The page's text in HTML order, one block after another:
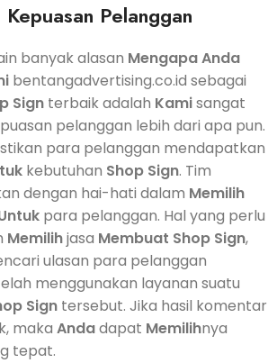
Pelanggan
banyak alasan MengapaAnda
bentangadvertising.co.id sebagai
Sign terbaik adalah Kamisangat
pelanggan lebih dari apa pun.
para pelanggan mendapatkan
kebutuhan Shop Sign. Tim
dengan hai-hati dalam Memilih
para pelanggan. Hal yang perlu
Memilihjasa Membuat Shop Sign,
ulasan para pelanggan
menggunakan layanan suatu
Sign tersebut. Jika hasil komentar
maka Andadapat Memilihnya
tepat.